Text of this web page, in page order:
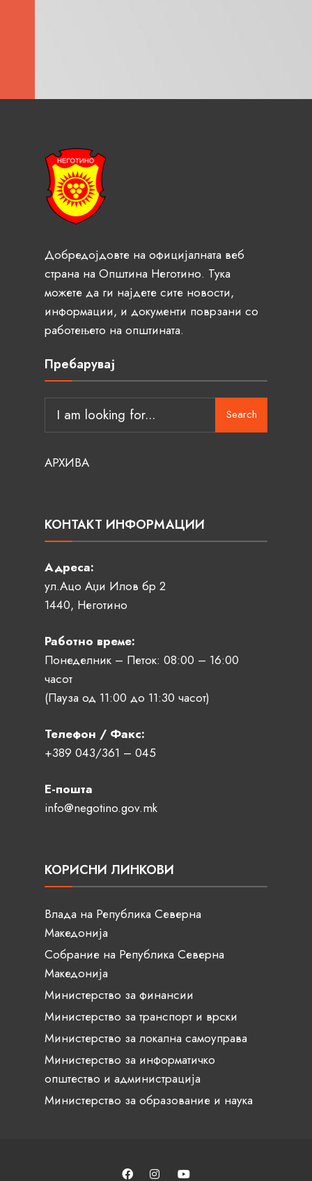
Добредојдовте на официјалната веб
страна на Општина Неготино. Тука
можете да ги најдете сите новости,
информации, и документи поврзани со
работењето на општината.
Пребарувај
Search
АРХИВА
КОНТАКТ ИНФОРМАЦИИ
Адреса:
ул.Ацо Аџи Илов бр 2
1440, Неготино
Работно време:
Понеделник – Петок: 08:00 – 16:00
часот
(Пауза од 11:00 до 11:30 часот)
Телефон / Факс:
+389 043/361 – 045
Е-пошта
info@negotino.gov.mk
КОРИСНИ ЛИНКОВИ
Влада на Република Северна
Македонија
Собрание на Република Северна
Македонија
Министерство за финансии
Министерство за транспорт и врски
Министерство за локална самоуправа
Министерство за информатичко
општество и администрација
Министерство за образование и наука